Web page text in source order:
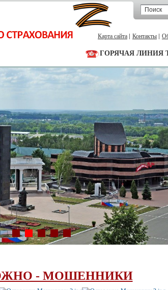
Карта сайта Контакты
ГОРЯЧАЯ ЛИНИЯ
- МОШЕННИКИ